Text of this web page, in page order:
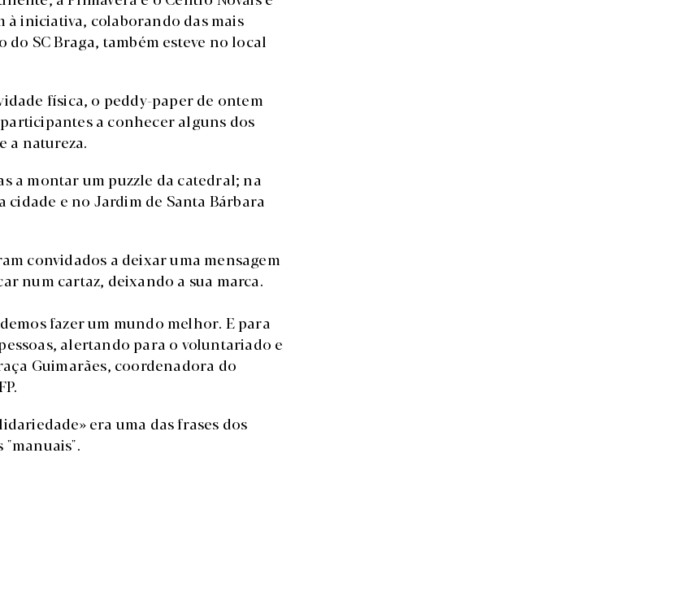
à iniciativa, colaborando das mais
SC Braga, também esteve no local
física, o peddy-paper de ontem
a conhecer alguns dos
a natureza.
a montar um puzzle da catedral; na
e no Jardim de Santa Bárbara
convidados a deixar uma mensagem
num cartaz, deixando a sua marca.
fazer um mundo melhor. E para
alertando para o voluntariado e
Guimarães, coordenadora do
era uma das frases dos
"manuais".